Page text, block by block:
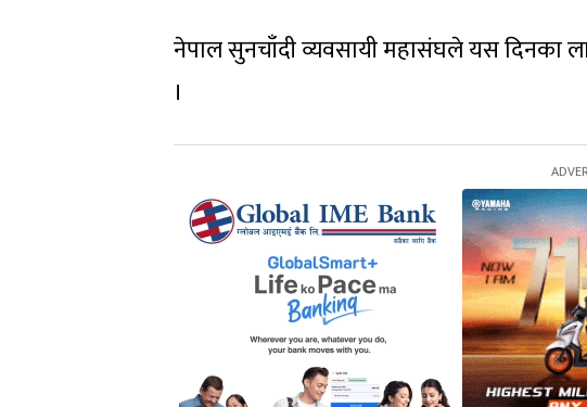
नेपाल सुनचाँदी व्यवसायी महासंघले यस दिनका
।